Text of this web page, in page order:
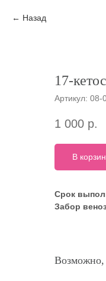
Назад
17-
Артикул: 08-
1 000 р.
В
Срок
Забор
Возможно,